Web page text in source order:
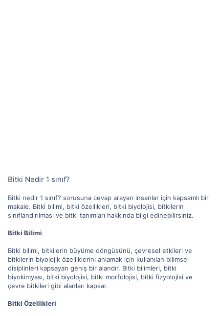
Bitki Nedir 1 sınıf?
Bitki nedir 1 sınıf? sorusuna cevap arayan insanlar için kapsamlı bir
makale. Bitki bilimi, bitki özellikleri, bitki biyolojisi, bitkilerin
sınıflandırılması ve bitki tanımları hakkında bilgi edinebilirsiniz.
Bitki Bilimi
Bitki bilimi, bitkilerin büyüme döngüsünü, çevresel etkileri ve
bitkilerin biyolojik özelliklerini anlamak için kullanılan bilimsel
disiplinleri kapsayan geniş bir alandır. Bitki bilimleri, bitki
biyokimyası, bitki biyolojisi, bitki morfolojisi, bitki fizyolojisi ve
çevre bitkileri gibi alanları kapsar.
Bitki Özellikleri